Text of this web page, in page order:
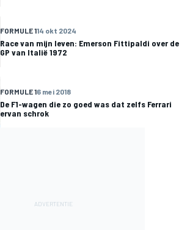
FORMULE 114 okt 2024
Race van mijn leven: Emerson Fittipaldi over de
GP van Italië 1972
FORMULE 16 mei 2018
De F1-wagen die zo goed was dat zelfs Ferrari
ervan schrok